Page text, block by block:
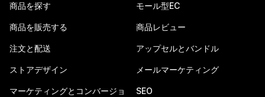
商品を探す
商品を販売する
注文と配送
ストアデザイン
マーケティングとコンバージョ
モール型EC
商品レビュー
アップセルとバンドル
メールマーケティング
SEO